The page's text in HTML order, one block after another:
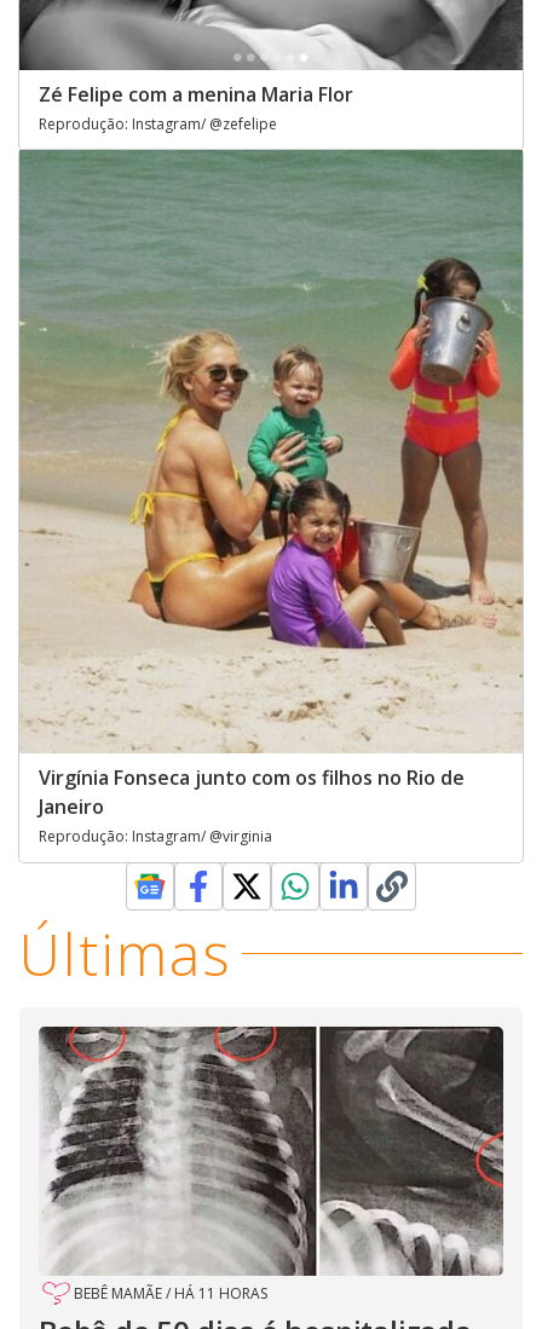
Zé Felipe com a menina Maria Flor
Reprodução: Instagram/ @zefelipe
Virgínia Fonseca junto com os filhos no Rio de
Janeiro
Reprodução: Instagram/ @virginia
Últimas
BEBÊ MAMÃE/ HÁ 11 HORAS